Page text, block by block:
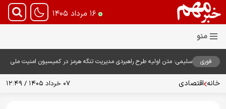
۱۶ مرداد ۱۴۰۵
فوری
سلیمی: متن اولیه طرح راهبردی مدیریت تنگه هرمز در کمیسیون امنیت ملی
خانه اقتصادی ۰۷ خرداد ۱۴۰۵ / ۱۲:۴۹